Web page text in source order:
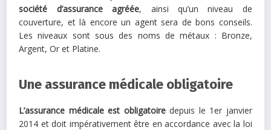
société d’assurance agréée, ainsi qu’un niveau de
couverture, et là encore un agent sera de bons conseils.
Les niveaux sont sous des noms de métaux : Bronze,
Argent, Or et Platine.
Une assurance médicale obligatoire
L’assurance médicale est obligatoiredepuis le 1er janvier
2014 et doit impérativement être en accordance avec la loi